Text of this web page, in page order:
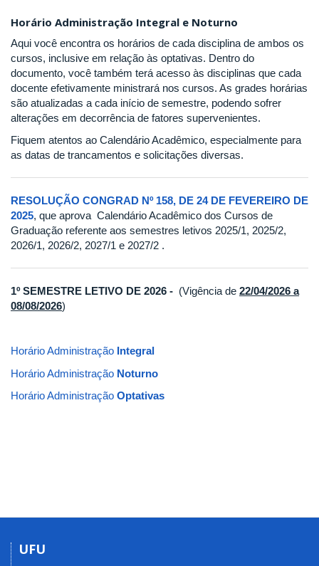
Horário Administração Integral e Noturno
Aqui você encontra os horários de cada disciplina de ambos os
cursos, inclusive em relação às optativas. Dentro do
documento, você também terá acesso às disciplinas que cada
docente efetivamente ministrará nos cursos. As grades horárias
são atualizadas a cada início de semestre, podendo sofrer
alterações em decorrência de fatores supervenientes.
Fiquem atentos ao Calendário Acadêmico, especialmente para
as datas de trancamentos e solicitações diversas.
RESOLUÇÃO CONGRAD Nº 158, DE 24 DE FEVEREIRO DE
2025, que aprova Calendário Acadêmico dos Cursos de
Graduação referente aos semestres letivos 2025/1, 2025/2,
2026/1, 2026/2, 2027/1 e 2027/2 .
1º SEMESTRE LETIVO DE 2026 - (Vigência de 22/04/2026 a
08/08/2026)
Horário Administração Integral
Horário Administração Noturno
Horário Administração Optativas
UFU